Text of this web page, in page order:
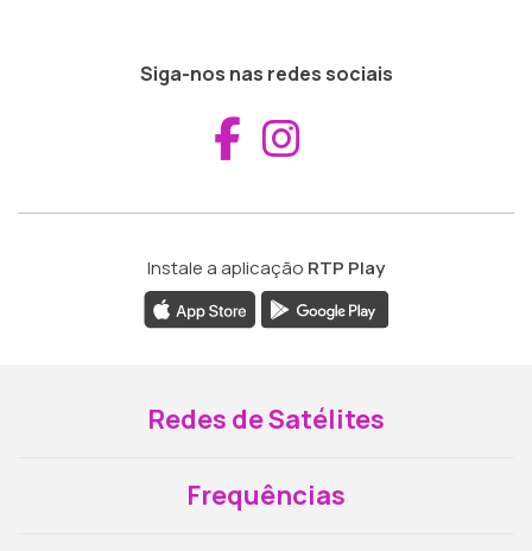
Siga-nos nas redes sociais
Aceder ao
Instale a aplicação RTP Play
Redes de Satélites
Frequências